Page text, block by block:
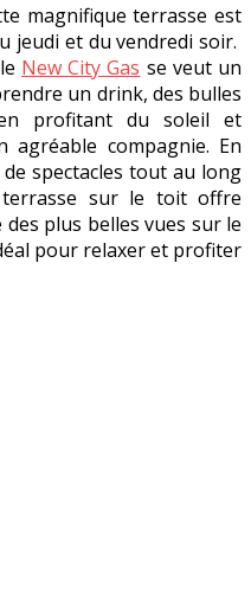
magnifique terrasse est
jeudi et du vendredi soir.
New City Gas se veut un
un drink, des bulles
profitant du soleil et
agréable compagnie. En
spectacles tout au long
sur le toit offre
plus belles vues sur le
pour relaxer et profiter